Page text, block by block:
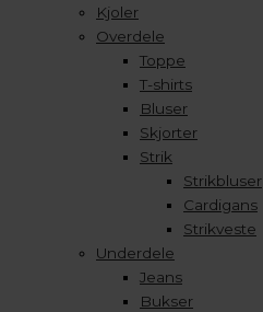
Kjoler
Overdele
Toppe
T-shirts
Bluser
Skjorter
Strik
Strikbluser
Cardigans
Strikveste
Underdele
Jeans
Bukser